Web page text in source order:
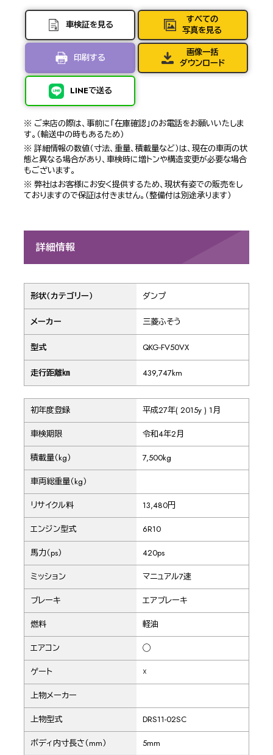
車検証を見る
印刷する
LINEで送る
すべての
写真を見る
画像一括
ダウンロード
※ ご来店の際は、事前に「在庫確認」のお電話をお願いいたしま
す。（輸送中の時もあるため）
※ 詳細情報の数値（寸法、重量、積載量など）は、現在の車両の状
態と異なる場合があり、車検時に増トンや構造変更が必要な場合
もございます。
※ 弊社はお客様にお安く提供するため、現状有姿での販売をし
ておりますので保証は付きません。（整備付は別途承ります）
詳細情報
形状（カテゴリー） ダンプ
メーカー 三菱ふそう
型式 QKG-FV50VX
走行距離㎞ 439,747km
初年度登録 平成27年( 2015y ) 1月
車検期限 令和4年2月
積載量（kg） 7,500kg
車両総重量（kg）
リサイクル料 13,480円
エンジン型式 6R10
馬力（ps） 420ps
ミッション マニュアル7速
ブレーキ エアブレーキ
燃料 軽油
エアコン ◯
ゲート ☓
上物メーカー
上物型式 DRS11-02SC
ボディ内寸長さ（mm） 5mm